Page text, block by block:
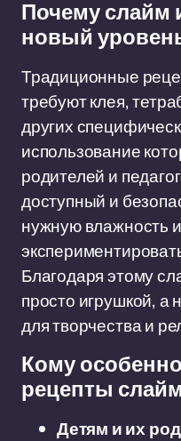
Почему слайм
новый
Традиционные
требуют клея,
других
использование
родителей и
доступный и
нужную влажность
Благодаря этому
просто игрушкой,
для творчества и
Кому
рецепты
Детям и их